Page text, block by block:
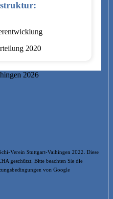
2026
Verein Stuttgart-Vaihingen 2022. Diese
geschützt. Bitte beachten Sie die
von Google